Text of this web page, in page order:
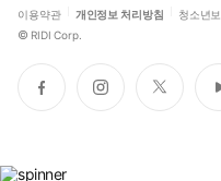
이용약관 개인정보 처리방침 청소년
© RIDI Corp.
페
이
인
스
트
위